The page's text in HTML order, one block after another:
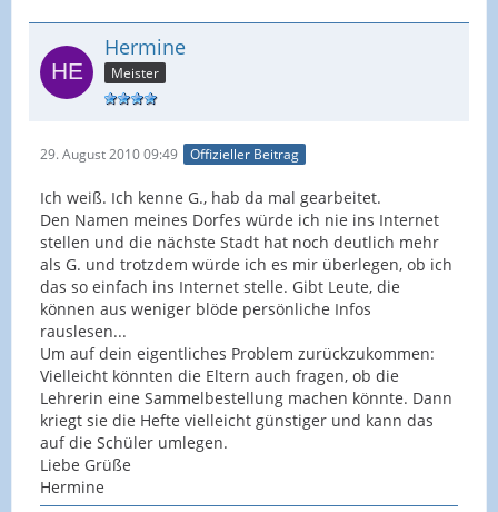
Hermine
Meister
29. August 2010 09:49 Offizieller Beitrag
Ich weiß. Ich kenne G., hab da mal gearbeitet.
Den Namen meines Dorfes würde ich nie ins Internet
stellen und die nächste Stadt hat noch deutlich mehr
als G. und trotzdem würde ich es mir überlegen, ob ich
das so einfach ins Internet stelle. Gibt Leute, die
können aus weniger blöde persönliche Infos
rauslesen...
Um auf dein eigentliches Problem zurückzukommen:
Vielleicht könnten die Eltern auch fragen, ob die
Lehrerin eine Sammelbestellung machen könnte. Dann
kriegt sie die Hefte vielleicht günstiger und kann das
auf die Schüler umlegen.
Liebe Grüße
Hermine